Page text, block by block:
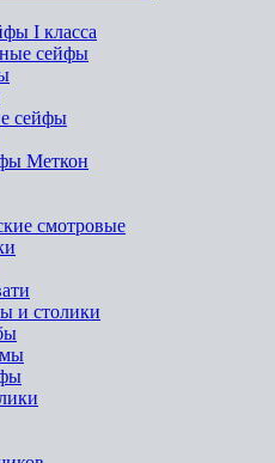
I класса
сейфы
сейфы
Меткон
смотровые
и столики